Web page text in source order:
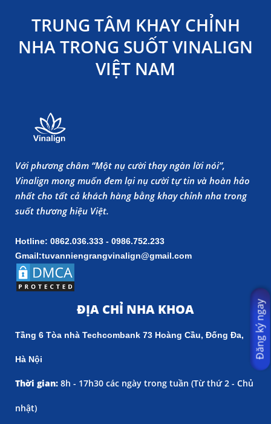
TRUNG TÂM KHAY CHỈNH
NHA TRONG SUỐT VINALIGN
VIỆT NAM
Với phương châm “Một nụ cười thay ngàn lời nói”,
Vinalign mong muốn đem lại nụ cười tự tin và hoàn hảo
nhất cho tất cả khách hàng bằng khay chỉnh nha trong
suốt thương hiệu Việt.
Hotline: 0862.036.333 - 0986.752.233
Gmail:tuvanniengrangvinalign@gmail.com
ĐỊA CHỈ NHA KHOA
Tầng 6 Tòa nhà Techcombank 73 Hoàng Cầu, Đống Đa,
Hà Nội
Thời gian: 8h - 17h30 các ngày trong tuần (Từ thứ 2 - Chủ
nhật)
Đăng ký ngay